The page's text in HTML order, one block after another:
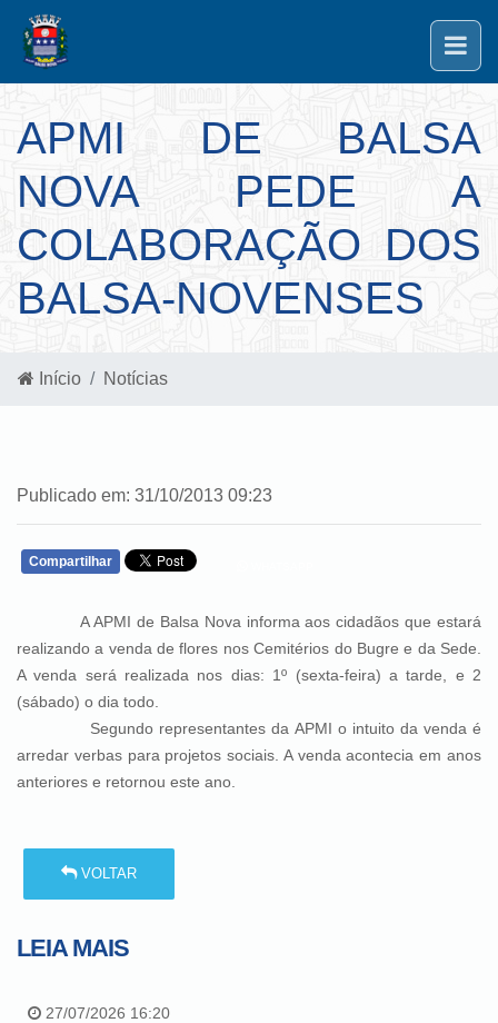
APMI DE BALSA
NOVA PEDE A
COLABORAÇÃO DOS
BALSA-NOVENSES
Início Notícias
Publicado em: 31/10/2013 09:23
Compartilhar
A APMI de Balsa Nova informa aos cidadãos que estará
realizando a venda de flores nos Cemitérios do Bugre e da Sede.
A venda será realizada nos dias: 1º (sexta-feira) a tarde, e 2
(sábado) o dia todo.
Segundo representantes da APMI o intuito da venda é
arredar verbas para projetos sociais. A venda acontecia em anos
anteriores e retornou este ano.
VOLTAR
LEIA MAIS
27/07/2026 16:20